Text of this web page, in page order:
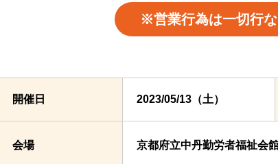
※営業行為は一切行
開催日 2023/05/13（土）
会場 京都府立中丹勤労者福祉会